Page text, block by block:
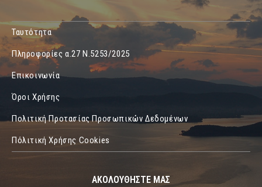
Ταυτότητα
Πληροφορίες α.27 Ν.5253/2025
Επικοινωνία
Όροι Χρήσης
Πολιτική Προτασίας Προσωπικών Δεδομένων
Πόλιτική Χρήσης Cookies
ΑΚΟΛΟΥΘΗΣΤΕ ΜΑΣ